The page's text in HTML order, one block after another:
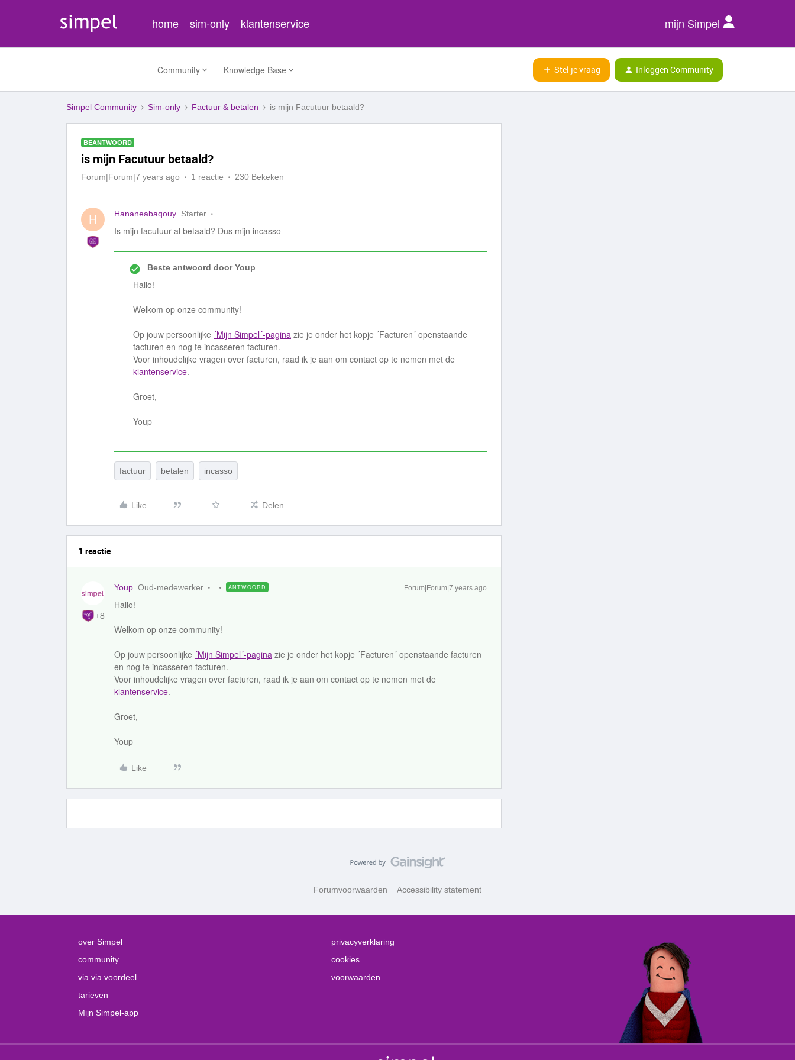
home sim-only klantenservice mijn Simpel
Community Knowledge Base Stel je vraag Inloggen Community
Simpel Community Sim-only Factuur & betalen is mijn Facutuur betaald?
BEANTWOORD
is mijn Facutuur betaald?
Forum|Forum|7 years ago 1 reactie 230 Bekeken
H Hananeabaqouy Starter
Is mijn facutuur al betaald? Dus mijn incasso
Beste antwoord doorYoup
Hallo!
Welkom op onze community!
Op jouw persoonlijke ´Mijn Simpel´-pagina zie je onder het kopje ´Facturen´ openstaande
facturen en nog te incasseren facturen.
Voor inhoudelijke vragen over facturen, raad ik je aan om contact op te nemen met de
klantenservice.
Groet,
Youp
factuur betalen incasso
Like Delen
1 reactie
+8
Youp Oud-medewerker ANTWOORD Forum|Forum|7 years ago
Hallo!
Welkom op onze community!
Op jouw persoonlijke ´Mijn Simpel´-pagina zie je onder het kopje ´Facturen´ openstaande facturen
en nog te incasseren facturen.
Voor inhoudelijke vragen over facturen, raad ik je aan om contact op te nemen met de
klantenservice.
Groet,
Youp
Like
Forumvoorwaarden Accessibility statement
over Simpel
community
via via voordeel
tarieven
Mijn Simpel-app
privacyverklaring
cookies
voorwaarden